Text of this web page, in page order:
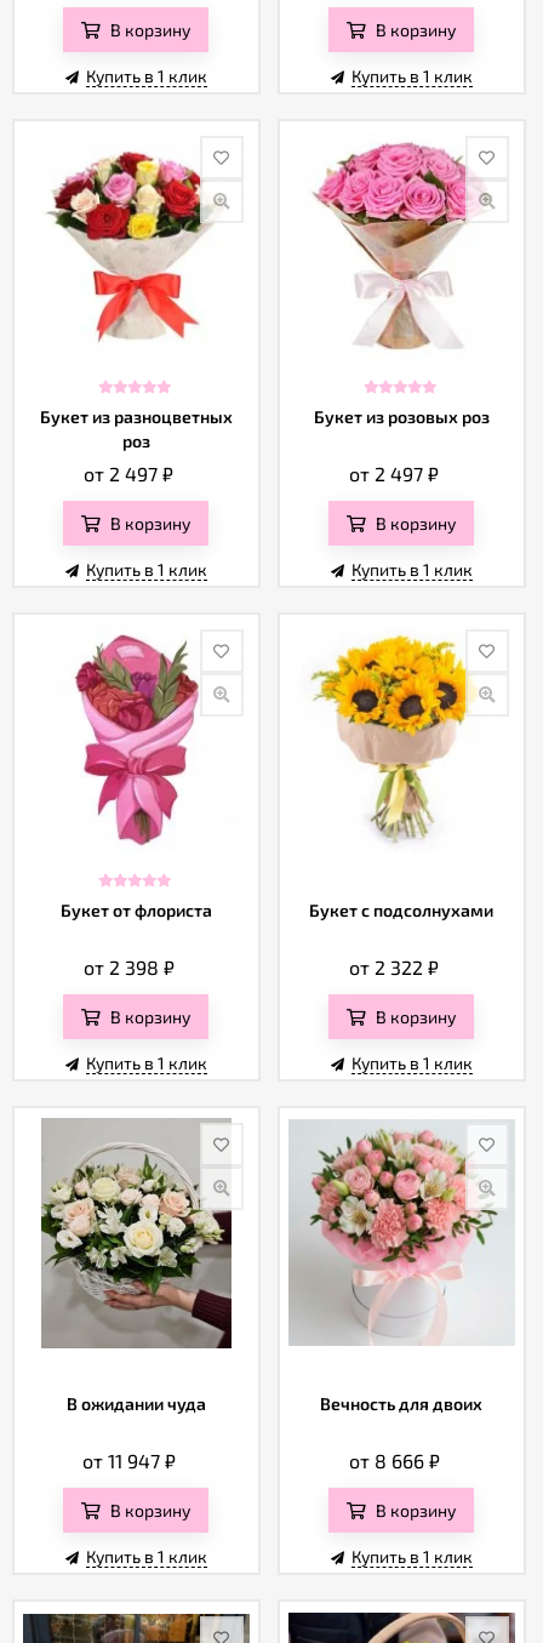
В корзину
Купить в 1 клик
В корзину
Купить в 1 клик
Букет из разноцветных
роз
от 2 497₽
В корзину
Купить в 1 клик
Букет из розовых роз
от 2 497₽
В корзину
Купить в 1 клик
Букет от флориста
от 2 398 ₽
В корзину
Купить в 1 клик
Букет с подсолнухами
от 2 322₽
В корзину
Купить в 1 клик
В ожидании чуда
от 11 947 ₽
В корзину
Купить в 1 клик
Вечность для двоих
от 8 666 ₽
В корзину
Купить в 1 клик